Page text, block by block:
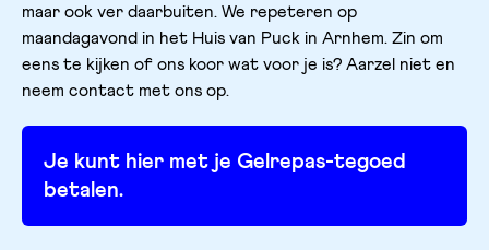
maar ook ver daarbuiten. We repeteren op
maandagavond in het Huis van Puck in Arnhem. Zin om
eens te kijken of ons koor wat voor je is? Aarzel niet en
neem contact met ons op.
Je kunt hier met je Gelrepas-tegoed
betalen.